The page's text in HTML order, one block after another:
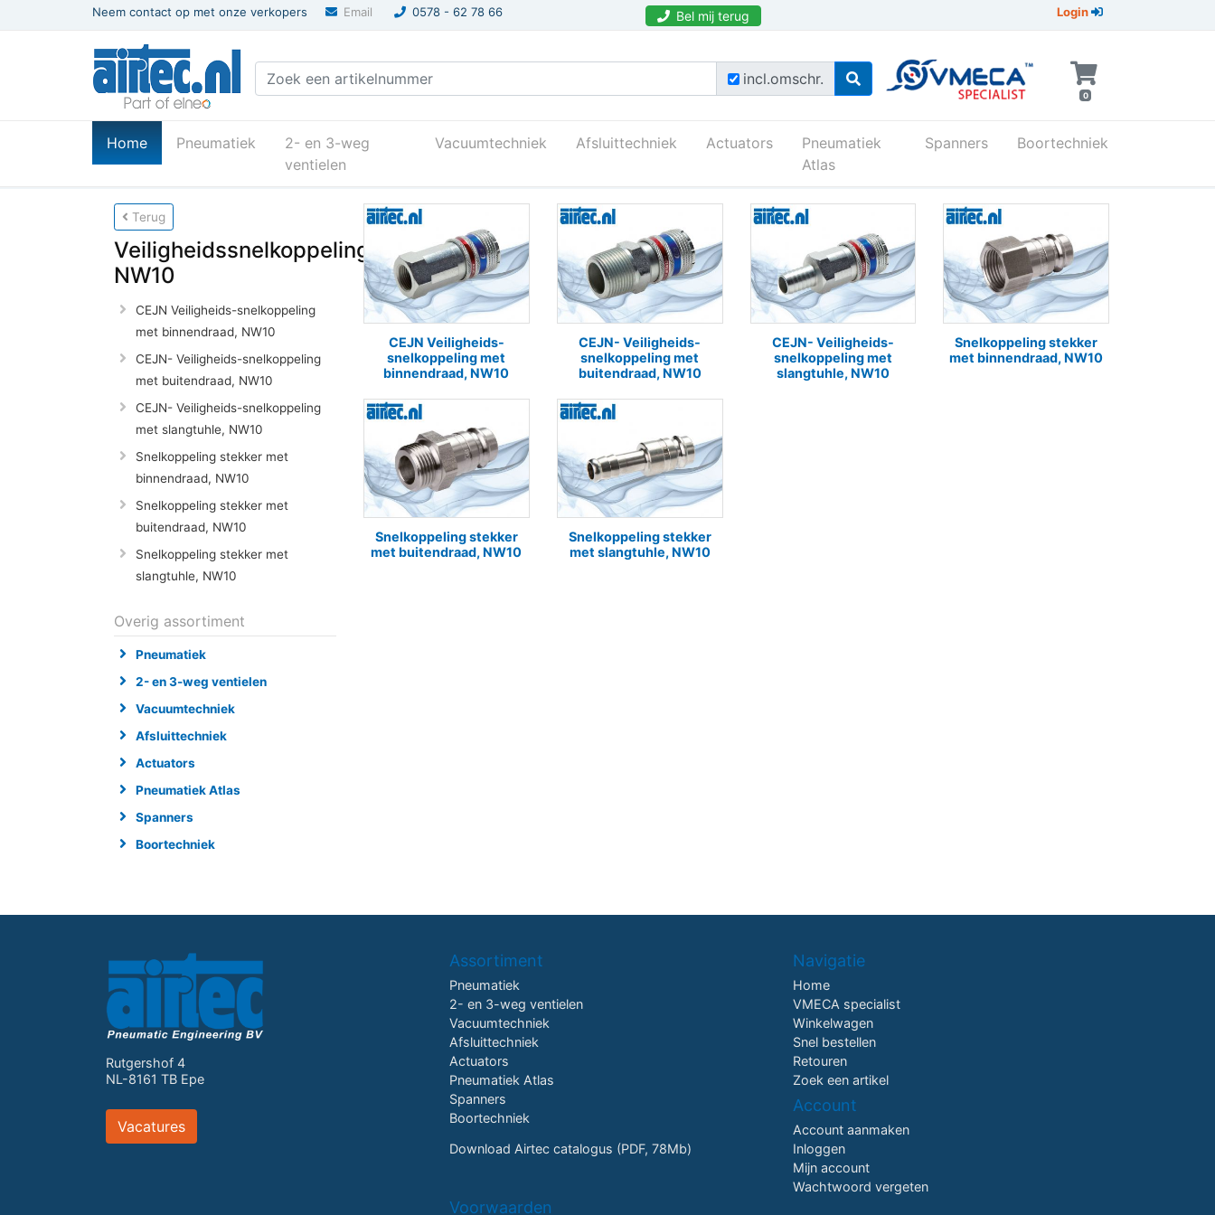
Neem contact op met onze verkopers Email 0578 - 62 78 66 Bel mij terug Login
incl.omschr.
0
Home(current)Pneumatiek
2- en 3-weg
ventielen
Vacuumtechniek Afsluittechniek Actuators
Pneumatiek
Atlas
Spanners Boortechniek
Pneumatiek-atlas
Terug
Veiligheidssnelkoppelingen,
NW10
CEJN Veiligheids-snelkoppeling
met binnendraad, NW10
CEJN- Veiligheids-snelkoppeling
met buitendraad, NW10
CEJN- Veiligheids-snelkoppeling
met slangtuhle, NW10
Snelkoppeling stekker met
binnendraad, NW10
Snelkoppeling stekker met
buitendraad, NW10
Snelkoppeling stekker met
slangtuhle, NW10
Overig assortiment
Pneumatiek
2- en 3-weg ventielen
Vacuumtechniek
Afsluittechniek
Actuators
Pneumatiek Atlas
Spanners
Boortechniek
CEJN Veiligheids-
snelkoppeling met
binnendraad, NW10
CEJN- Veiligheids-
snelkoppeling met
buitendraad, NW10
CEJN- Veiligheids-
snelkoppeling met
slangtuhle, NW10
Snelkoppeling stekker
met binnendraad, NW10
Snelkoppeling stekker
met buitendraad, NW10
Snelkoppeling stekker
met slangtuhle, NW10
Rutgershof 4
NL-8161 TB Epe
Vacatures
Assortiment
Pneumatiek
2- en 3-weg ventielen
Vacuumtechniek
Afsluittechniek
Actuators
Pneumatiek Atlas
Spanners
Boortechniek
Download Airtec catalogus (PDF, 78Mb)
Navigatie
Home
VMECA specialist
Winkelwagen
Snel bestellen
Retouren
Zoek een artikel
Account
Account aanmaken
Inloggen
Mijn account
Wachtwoord vergeten
Voorwaarden